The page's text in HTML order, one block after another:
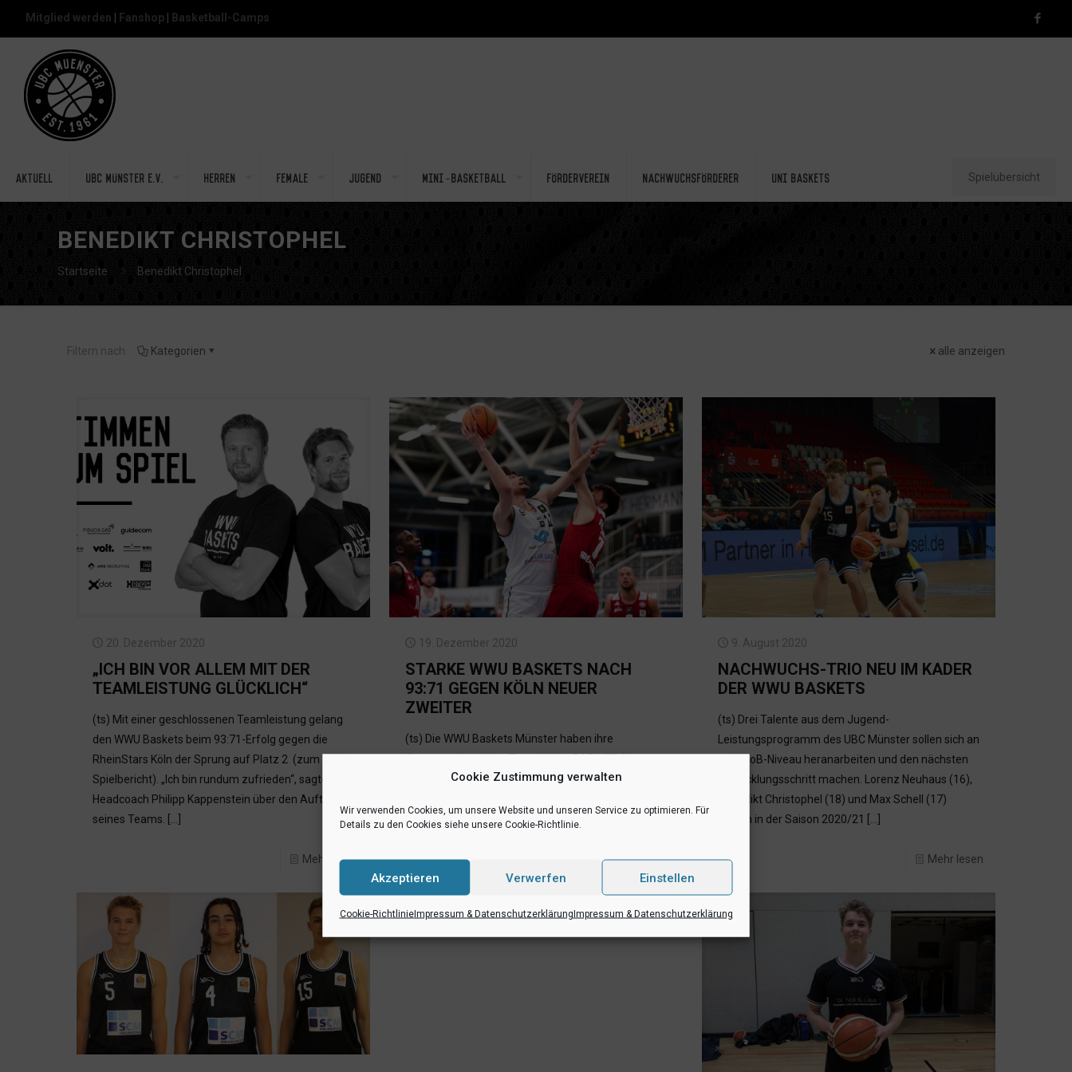
Cookie Zustimmung verwalten
Wir verwenden Cookies, um unsere Website und unseren Service zu optimieren. Für
Details zu den Cookies siehe unsere Cookie-Richtlinie.
Akzeptieren Verwerfen Einstellen
Cookie-RichtlinieImpressum & DatenschutzerklärungImpressum & Datenschutzerklärung
Mitglied werden Fanshop Basketball-Camps
Aktuell UBC Münster e.V. Herren Female Jugend Mini-Basketball Förderverein Nachwuchsförderer Uni Baskets Spielübersicht
BENEDIKT CHRISTOPHEL
Startseite Benedikt Christophel
Filtern nach Kategorien alle anzeigen
20. Dezember 2020
„ICH BIN VOR ALLEM MIT DER
TEAMLEISTUNG GLÜCKLICH“
(ts) Mit einer geschlossenen Teamleistung gelang
den WWU Baskets beim 93:71-Erfolg gegen die
RheinStars Köln der Sprung auf Platz 2 (zum
Spielbericht). „Ich bin rundum zufrieden“, sagte
Headcoach Philipp Kappenstein über den Auftritt
seines Teams. […]
Mehr lesen
19. Dezember 2020
STARKE WWU BASKETS NACH
93:71 GEGEN KÖLN NEUER
ZWEITER
(ts) Die WWU Baskets Münster haben ihre
Siegesserie auch im Topspiel der BARMER 2.
Basketball Bundesliga ProB fortgesetzt: Die
bezwang am Samstagabend den Tabellenzweiten
[…]
Mehr lesen
9. August 2020
NACHWUCHS-TRIO NEU IM KADER
DER WWU BASKETS
(ts) Drei Talente aus dem Jugend-
Leistungsprogramm des UBC Münster sollen sich an
das ProB-Niveau heranarbeiten und den nächsten
Entwicklungsschritt machen. Lorenz Neuhaus (16),
Benedikt Christophel (18) und Max Schell (17)
rücken in der Saison 2020/21
[…]
Mehr lesen